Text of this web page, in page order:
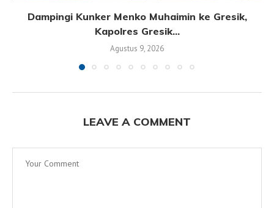
Dampingi Kunker Menko Muhaimin ke Gresik,
Kapolres Gresik...
Agustus 9, 2026
LEAVE A COMMENT